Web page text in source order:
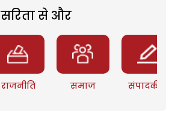
सरिता से और
राजनीति समाज संपादकीय